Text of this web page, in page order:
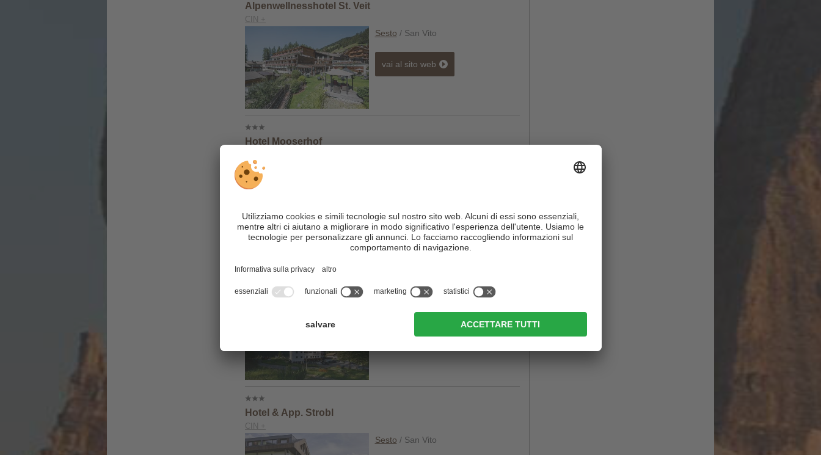
Alpenwellnesshotel St. Veit
CIN +
Sesto / San Vito
vai al sito web
Hotel Mooserhof
CIN +
vai al sito web
Hotel & App. Strobl
CIN +
Sesto / San Vito